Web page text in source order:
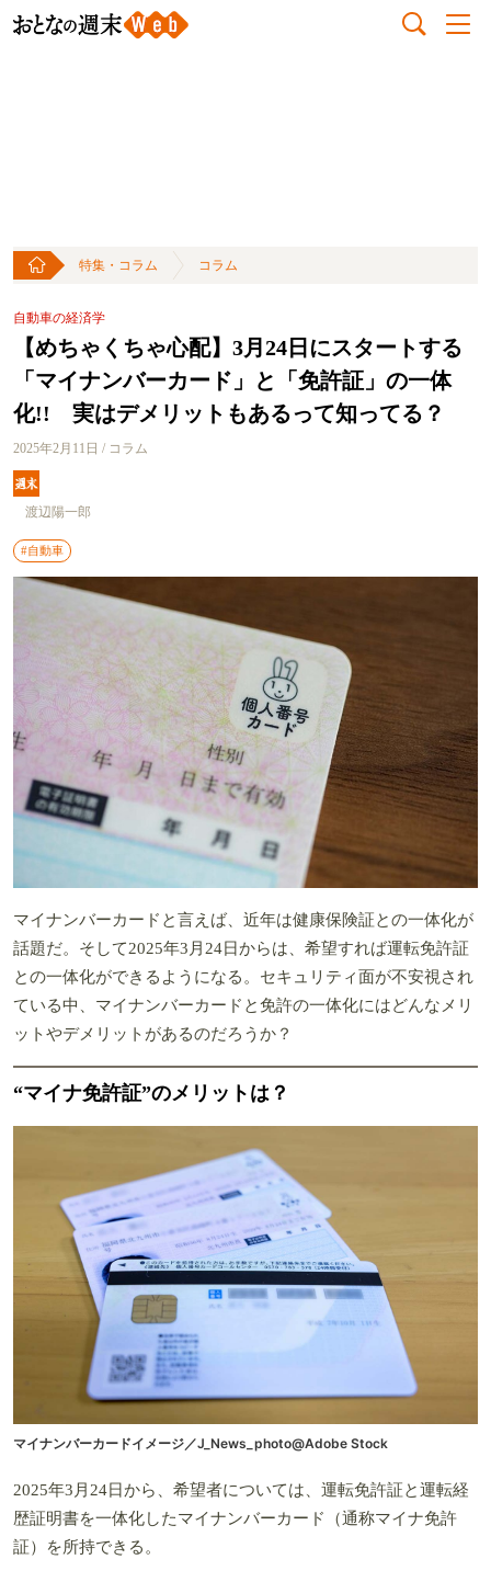
特集・コラム コラム
自動車の経済学
【めちゃくちゃ心配】3月24日にスタートする
「マイナンバーカード」と「免許証」の一体
化!! 実はデメリットもあるって知ってる？
2025年2月11日 / コラム
渡辺陽一郎
#自動車
マイナンバーカードと言えば、近年は健康保険証との一体化が
話題だ。そして2025年3月24日からは、希望すれば運転免許証
との一体化ができるようになる。セキュリティ面が不安視され
ている中、マイナンバーカードと免許の一体化にはどんなメリ
ットやデメリットがあるのだろうか？
“マイナ免許証”のメリットは？
マイナンバーカードイメージ／J_News_photo@Adobe Stock
2025年3月24日から、希望者については、運転免許証と運転経
歴証明書を一体化したマイナンバーカード（通称マイナ免許
証）を所持できる。